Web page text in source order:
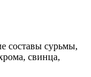
составы сурьмы,
свинца,